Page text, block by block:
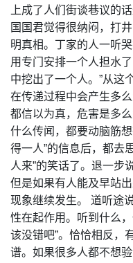
上成了人们街谈巷议的
国国君觉得很纳闷，打
明真相。丁家的人一听
用专门安排一个人担水
中挖出了一个人。”从这
在传递过程中会产生多
都信以为真，危害是多
什么传闻，都要动脑筋
得一人”的信息后，都去
人来”的笑话了。退一步
但是如果有人能及早站
现象继续发生。 道听途
性在起作用。听到什么
该没错吧”。恰恰相反，
谱。如果很多人都不想